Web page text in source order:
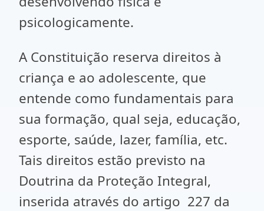
psicologicamente.
A Constituição reserva direitos à
criança e ao adolescente, que
entende como fundamentais para
sua formação, qual seja, educação,
esporte, saúde, lazer, família, etc.
Tais direitos estão previsto na
Doutrina da Proteção Integral,
inserida através do artigo 227 da